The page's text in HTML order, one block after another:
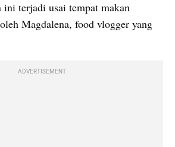
terjadi usai tempat makan
Magdalena, food vlogger yang
ADVERTISEMENT